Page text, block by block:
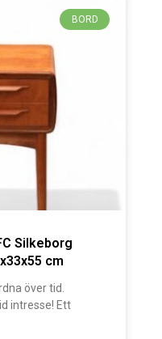
BORD
Silkeborg
cm
över tid.
intresse! Ett